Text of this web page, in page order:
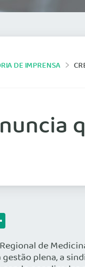
DE IMPRENSA
de
plena, a